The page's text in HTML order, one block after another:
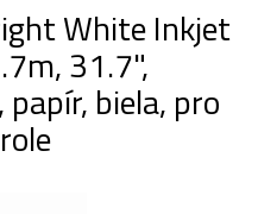
White Inkjet
31.7",
biela, pro